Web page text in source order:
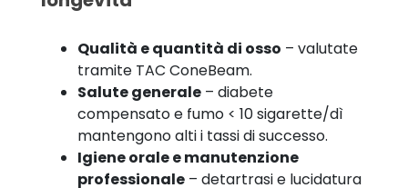
Qualità e quantità di osso – valutate
tramite TAC ConeBeam.
Salute generale – diabete
compensato e fumo < 10 sigarette/dì
mantengono alti i tassi di successo.
Igiene orale e manutenzione
professionale – detartrasi e lucidatura